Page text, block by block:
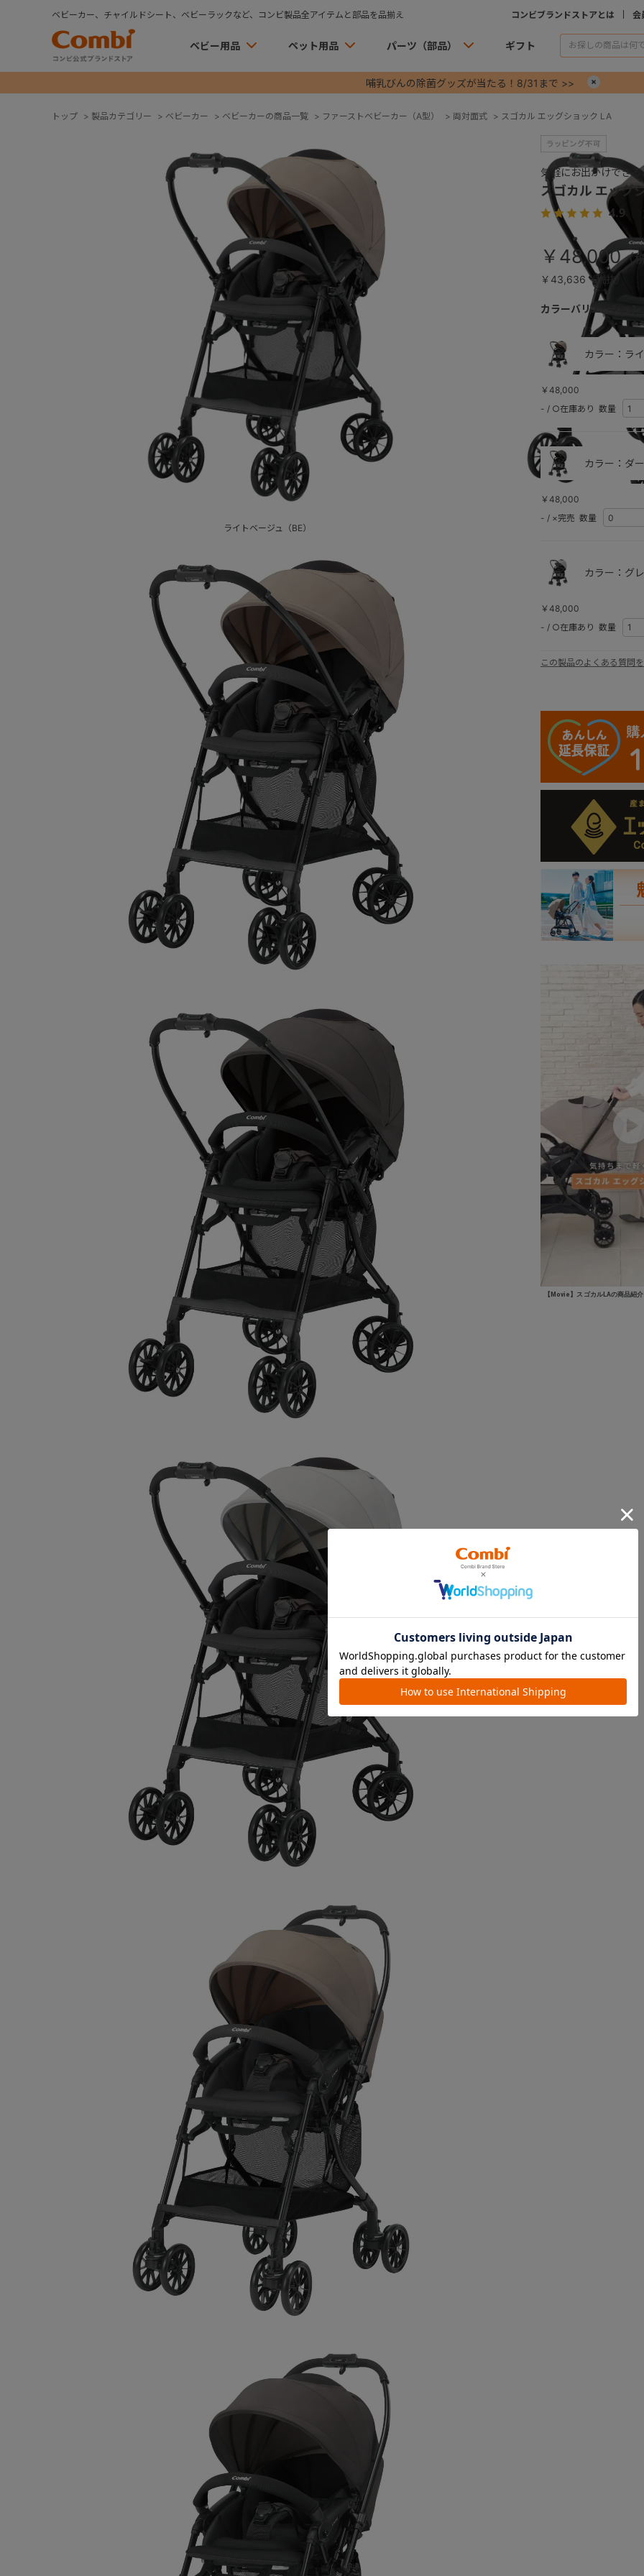
ベビーカー、チャイルドシート、ベビーラックなど、コンビ製品全アイテムと部品を品揃え コンビブランドストアとは 会
ベビー用品 ペット用品 パーツ（部品） ギフト
哺乳びんの除菌グッズが当たる！8/31まで >>
トップ > 製品カテゴリー > ベビーカー > ベビーカーの商品一覧 > ファーストベビーカー（A型） > 両対面式 > スゴカル エッグショック LA
ライトベージュ（BE） ダークグ
気軽にお出かけでき
スゴカル エッグ
4.9
￥48,000
￥43,636（税抜）
カラーバリエーション
カラー：ラ
￥48,000
- / ○在庫あり 数量
カラー：ダ
￥48,000
- / ×完売 数量
カラー：グ
￥48,000
- / ○在庫あり 数量
この製品のよくある質問
【Movie】スゴカルLAの商品紹介